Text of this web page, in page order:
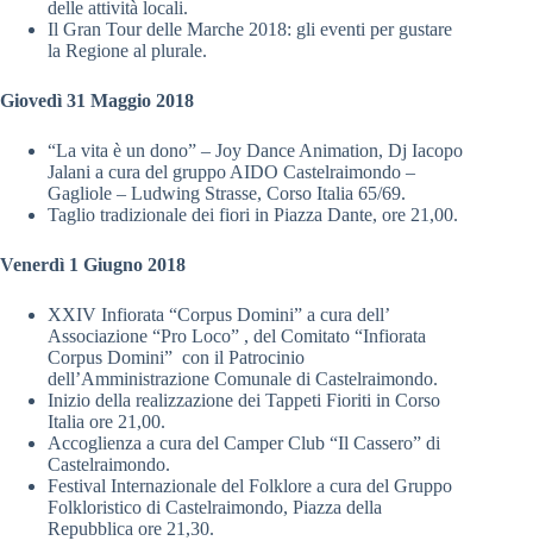
delle attività locali.
Il Gran Tour delle Marche 2018: gli eventi per gustare
la Regione al plurale.
Giovedì 31 Maggio 2018
“La vita è un dono” – Joy Dance Animation, Dj Iacopo
Jalani a cura del gruppo AIDO Castelraimondo –
Gagliole – Ludwing Strasse, Corso Italia 65/69.
Taglio tradizionale dei fiori in Piazza Dante, ore 21,00.
Venerdì 1 Giugno 2018
XXIV Infiorata “Corpus Domini” a cura dell’
Associazione “Pro Loco” , del Comitato “Infiorata
Corpus Domini” con il Patrocinio
dell’Amministrazione Comunale di Castelraimondo.
Inizio della realizzazione dei Tappeti Fioriti in Corso
Italia ore 21,00.
Accoglienza a cura del Camper Club “Il Cassero” di
Castelraimondo.
Festival Internazionale del Folklore a cura del Gruppo
Folkloristico di Castelraimondo, Piazza della
Repubblica ore 21,30.